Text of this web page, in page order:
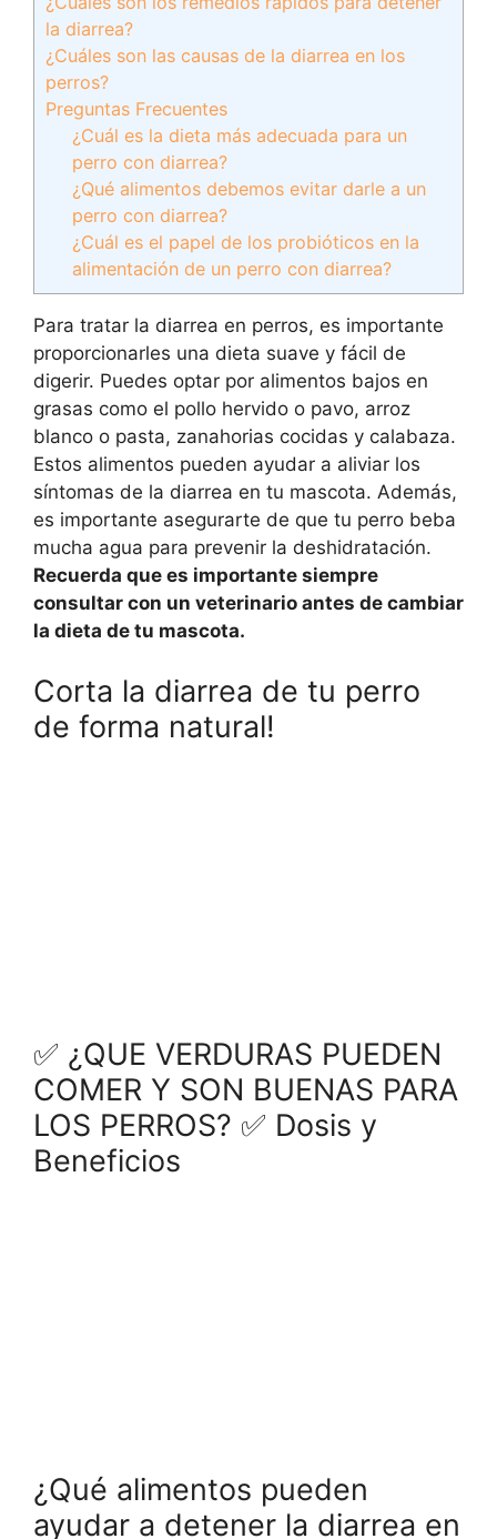
la diarrea?
¿Cuáles son las causas de la diarrea en los
perros?
Preguntas Frecuentes
¿Cuál es la dieta más adecuada para un
perro con diarrea?
¿Qué alimentos debemos evitar darle a un
perro con diarrea?
¿Cuál es el papel de los probióticos en la
alimentación de un perro con diarrea?
Para tratar la diarrea en perros, es importante
proporcionarles una dieta suave y fácil de
digerir. Puedes optar por alimentos bajos en
grasas como el pollo hervido o pavo, arroz
blanco o pasta, zanahorias cocidas y calabaza.
Estos alimentos pueden ayudar a aliviar los
síntomas de la diarrea en tu mascota. Además,
es importante asegurarte de que tu perro beba
mucha agua para prevenir la deshidratación.
Recuerda que es importante siempre
consultar con un veterinario antes de cambiar
la dieta de tu mascota.
Corta la diarrea de tu perro
de forma natural!
✅ ¿QUE VERDURAS PUEDEN
COMER Y SON BUENAS PARA
LOS PERROS? ✅ Dosis y
Beneficios
¿Qué alimentos pueden
ayudar a detener la diarrea en